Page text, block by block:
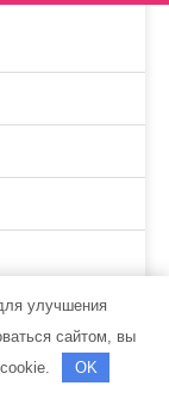
улучшения
сайтом, вы
OK